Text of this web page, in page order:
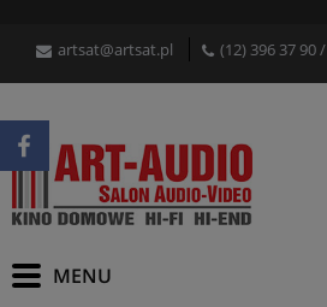
artsat@artsat.pl (12) 396 37 90/